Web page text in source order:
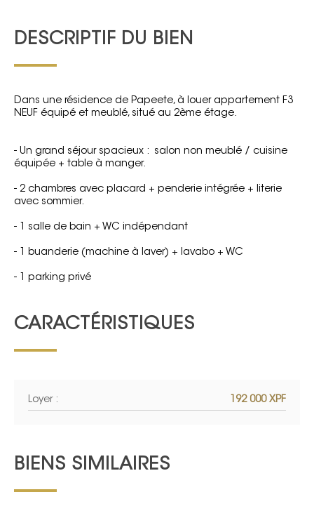
DESCRIPTIF DU BIEN
Dans une résidence de Papeete, à louer appartement F3
NEUF équipé et meublé, situé au 2ème étage.
- Un grand séjour spacieux : salon non meublé / cuisine
équipée + table à manger.
- 2 chambres avec placard + penderie intégrée + literie
avec sommier.
- 1 salle de bain + WC indépendant
- 1 buanderie (machine à laver) + lavabo + WC
- 1 parking privé
CARACTÉRISTIQUES
Loyer : 192 000 XPF
BIENS SIMILAIRES